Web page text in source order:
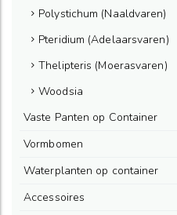
Polystichum (Naaldvaren)
Pteridium (Adelaarsvaren)
Thelipteris (Moerasvaren)
Woodsia
Vaste Panten op Container
Vormbomen
Waterplanten op container
Accessoires